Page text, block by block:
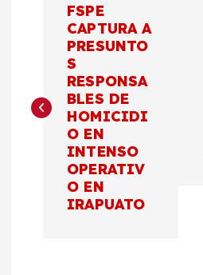
e
FSPE
CAPTURA A
PRESUNTO
S
RESPONSA
BLES DE
HOMICIDI
O EN
INTENSO
OPERATIV
O EN
IRAPUATO